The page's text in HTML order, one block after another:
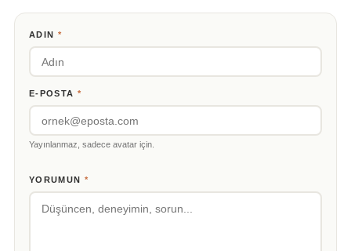
ADIN *
E-POSTA *
Yayınlanmaz, sadece avatar için.
YORUMUN *